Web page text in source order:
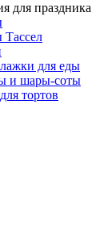
для праздника
Тассел
для еды
и шары-соты
тортов